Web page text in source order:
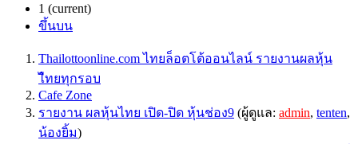
1 (current)
ขึ้นบน
Thailottoonline.com ไทยล็อตโต้ออนไลน์ รายงานผลหุ้น
ไืทยทุกรอบ
Cafe Zone
รายงาน ผลหุ้นไทย เปิด-ปิด หุ้นช่อง9 (ผู้ดูแล: admin, tenten,
น้องยิ้ม)